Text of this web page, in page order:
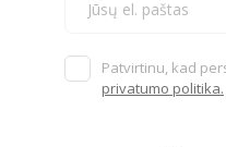
Patvirtinu, kad
privatumo politika.